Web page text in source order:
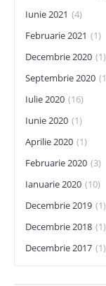
Iunie 2021 (4)
Februarie 2021 (1)
Decembrie 2020 (1)
Septembrie 2020
Iulie 2020 (16)
Iunie 2020 (1)
Aprilie 2020 (1)
Februarie 2020 (3)
Ianuarie 2020 (10)
Decembrie 2019 (1)
Decembrie 2018 (1)
Decembrie 2017 (1)